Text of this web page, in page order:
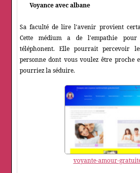
Voyance avec albane
Sa faculté de lire l'avenir provient
Cette médium a de l'empathie
téléphonent. Elle pourrait percevoir
personne dont vous voulez être proche
pourriez la séduire.
voyante-amour-